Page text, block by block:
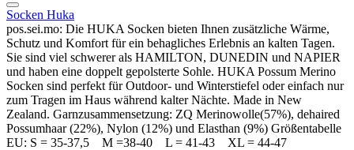
Socken Huka
pos.sei.mo: Die HUKA Socken bieten Ihnen zusätzliche Wärme,
Schutz und Komfort für ein behagliches Erlebnis an kalten Tagen.
Sie sind viel schwerer als HAMILTON, DUNEDIN und NAPIER
und haben eine doppelt gepolsterte Sohle. HUKA Possum Merino
Socken sind perfekt für Outdoor- und Winterstiefel oder einfach nur
zum Tragen im Haus während kalter Nächte. Made in New
Zealand. Garnzusammensetzung: ZQ Merinowolle(57%), dehaired
Possumhaar (22%), Nylon (12%) und Elasthan (9%) Größentabelle
EU: S = 35-37,5 M =38-40 L = 41-43 XL = 44-47